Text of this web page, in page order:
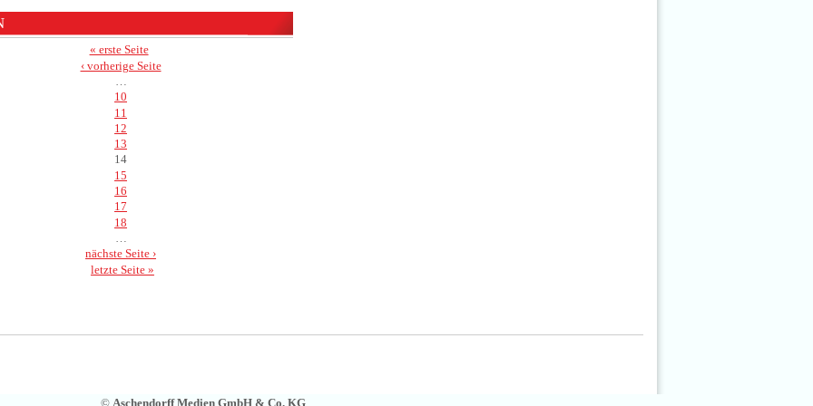
« erste Seite
‹ vorherige Seite
10
11
12
13
14
15
16
17
18
nächste Seite ›
letzte Seite »
© Aschendorff Medien GmbH & Co. KG